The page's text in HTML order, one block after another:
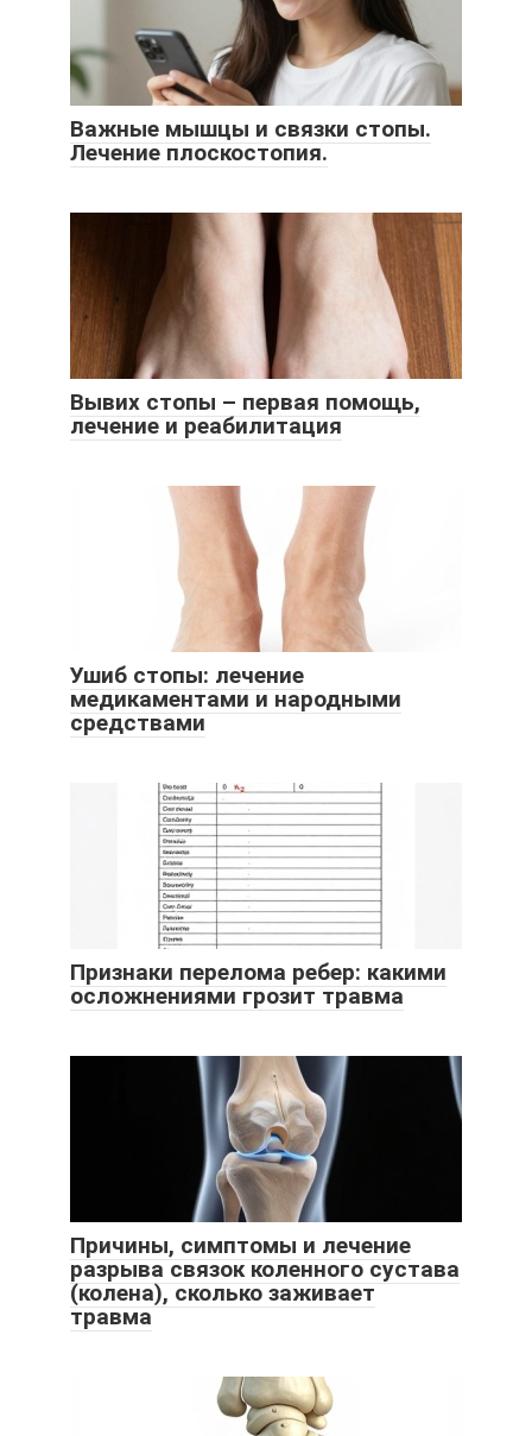
Важные мышцы и связки стопы.
Лечение плоскостопия.
Вывих стопы – первая помощь,
лечение и реабилитация
Ушиб стопы: лечение
медикаментами и народными
средствами
Признаки перелома ребер: какими
осложнениями грозит травма
Причины, симптомы и лечение
разрыва связок коленного сустава
(колена), сколько заживает
травма